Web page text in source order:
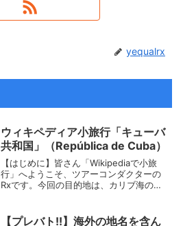
yequalrx
ウィキペディア小旅行「キューバ
共和国」（República de Cuba）
【はじめに】皆さん「Wikipediaで小旅
行」へようこそ、ツアーコンダクターの
Rxです。今回の目的地は、カリブ海の
（西:República de Cuba）、通称キュー
【プレバト!!】海外の地名を含ん